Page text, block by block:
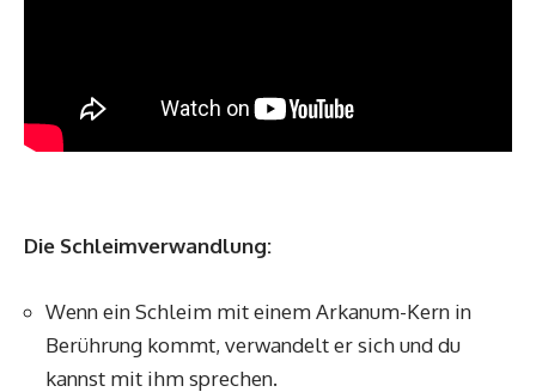
Die Schleimverwandlung:
Wenn ein Schleim mit einem Arkanum-Kern in
Berührung kommt, verwandelt er sich und du
kannst mit ihm sprechen.